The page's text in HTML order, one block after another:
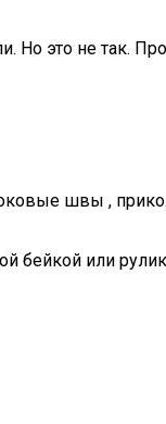
Но это не так.
швы ,
бейкой или